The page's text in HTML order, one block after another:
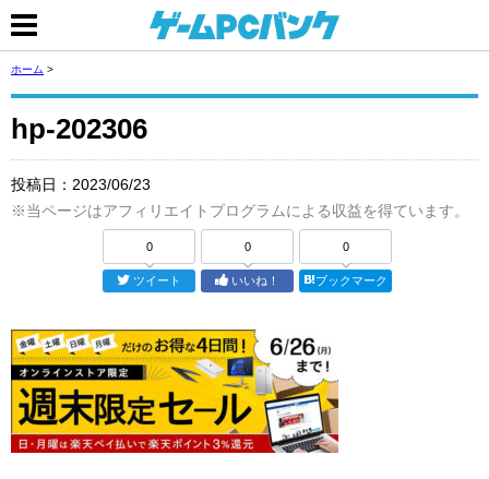
ホーム >
hp-202306
投稿日： 2023/06/23
※当ページはアフィリエイトプログラムによる収益を得ています。
0
ツイート
0
いいね！
0
ブックマーク